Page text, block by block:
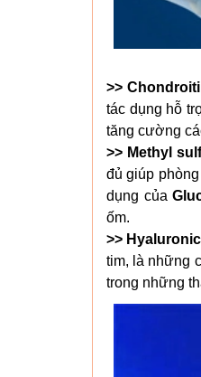
>>
tác dụng hỗ
tăng cường
>> Methyl
đủ giúp
dụng của
ốm.
>>
tim, là những
trong những